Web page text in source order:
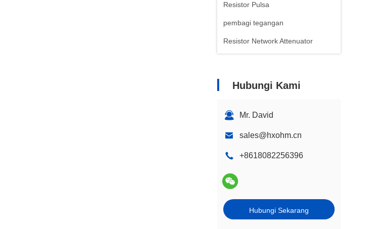
Resistor Pulsa
pembagi tegangan
Resistor Network Attenuator
Hubungi Kami
Mr. David
sales@hxohm.cn
+8618082256396
Hubungi Sekarang